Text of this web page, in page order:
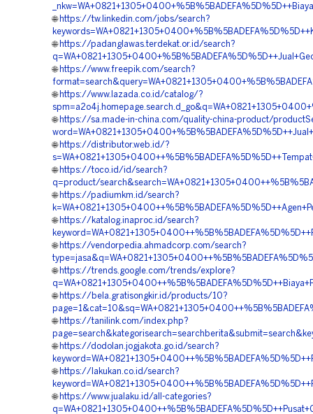
🌐 https://tw.linkedin.com/jobs/search?
🌐 https://padanglawas.terdekat.or.id/search?
🌐 https://www.freepik.com/search?
🌐 https://www.lazada.co.id/catalog/?
🌐 https://sa.made-in-china.com/quality-china-product/
🌐 https://distributor.web.id/?
🌐 https://toco.id/id/search?
q=product/
🌐 https://padiumkm.id/search?
🌐 https://katalog.inaproc.id/search?
🌐 https://vendorpedia.ahmadcorp.com/search?
🌐 https://trends.google.com/trends/explore?
🌐 https://bela.gratisongkir.id/products/10?
🌐 https://tanilink.com/index.php?
🌐 https://dodolan.jogjakota.go.id/search?
🌐 https://lakukan.co.id/search?
🌐 https://www.jualaku.id/all-categories?